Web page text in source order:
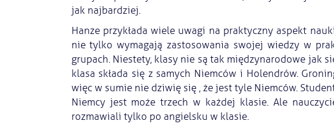
jak najbardziej.
Hanze przykłada wiele uwagi na praktyczny aspekt
nie tylko wymagają zastosowania swojej wiedzy w
grupach. Niestety, klasy nie są tak międzynarodowe jak
klasa składa się z samych Niemców i Holendrów.
więc w sumie nie dziwię się , że jest tyle Niemców.
Niemcy jest może trzech w każdej klasie. Ale
rozmawiali tylko po angielsku w klasie.